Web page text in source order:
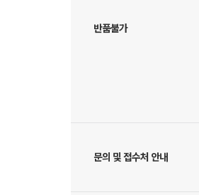
반품불가
문의 및 접수처 안내